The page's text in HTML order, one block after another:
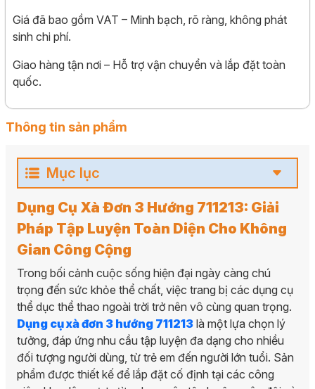
Giá đã bao gồm VAT – Minh bạch, rõ ràng, không phát
sinh chi phí.
Giao hàng tận nơi – Hỗ trợ vận chuyển và lắp đặt toàn
quốc.
Thông tin sản phẩm
Mục lục
Dụng Cụ Xà Đơn 3 Hướng 711213: Giải
Pháp Tập Luyện Toàn Diện Cho Không
Gian Công Cộng
Trong bối cảnh cuộc sống hiện đại ngày càng chú
trọng đến sức khỏe thể chất, việc trang bị các dụng cụ
thể dục thể thao ngoài trời trở nên vô cùng quan trọng.
Dụng cụ xà đơn 3 hướng 711213 là một lựa chọn lý
tưởng, đáp ứng nhu cầu tập luyện đa dạng cho nhiều
đối tượng người dùng, từ trẻ em đến người lớn tuổi. Sản
phẩm được thiết kế để lắp đặt cố định tại các công